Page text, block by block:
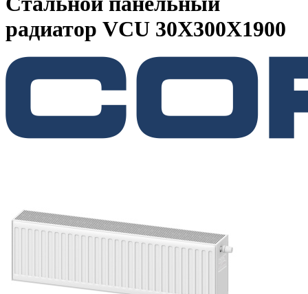
радиатор VCU 30X300X1900